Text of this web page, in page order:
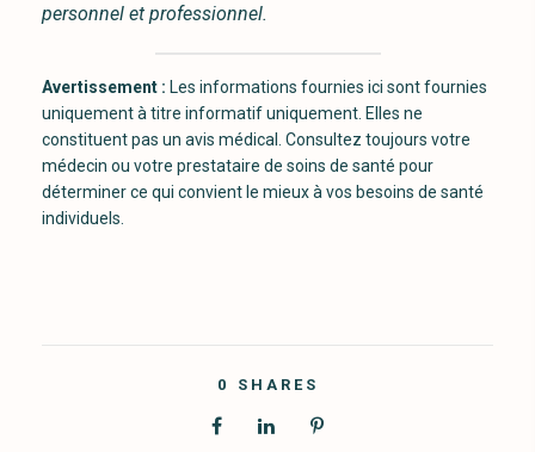
personnel et professionnel.
Avertissement : Les informations fournies ici sont fournies
uniquement à titre informatif uniquement. Elles ne
constituent pas un avis médical. Consultez toujours votre
médecin ou votre prestataire de soins de santé pour
déterminer ce qui convient le mieux à vos besoins de santé
individuels.
0 SHARES